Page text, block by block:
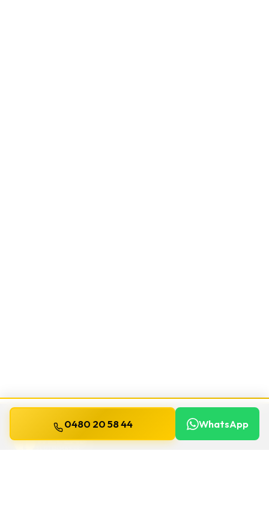
WILLEMS
0480 20 58 44 WhatsApp